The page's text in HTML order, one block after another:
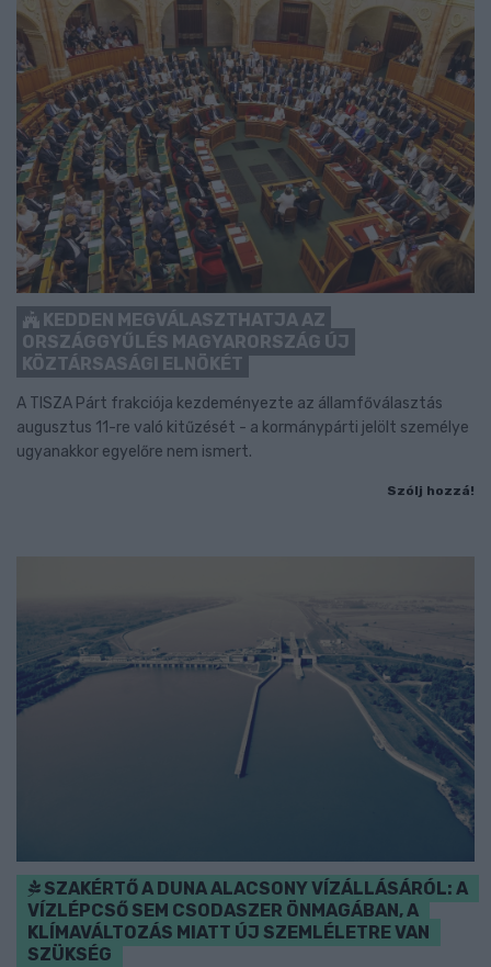
KEDDEN MEGVÁLASZTHATJA AZ
ORSZÁGGYŰLÉS MAGYARORSZÁG ÚJ
KÖZTÁRSASÁGI ELNÖKÉT
A TISZA Párt frakciója kezdeményezte az államfőválasztás
augusztus 11-re való kitűzését - a kormánypárti jelölt személye
ugyanakkor egyelőre nem ismert.
Szólj hozzá!
SZAKÉRTŐ A DUNA ALACSONY VÍZÁLLÁSÁRÓL: A
VÍZLÉPCSŐ SEM CSODASZER ÖNMAGÁBAN, A
KLÍMAVÁLTOZÁS MIATT ÚJ SZEMLÉLETRE VAN
SZÜKSÉG